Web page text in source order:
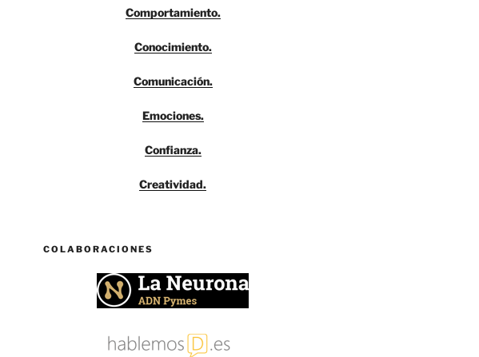
Comportamiento.
Conocimiento.
Comunicación.
Emociones.
Confianza.
Creatividad.
COLABORACIONES